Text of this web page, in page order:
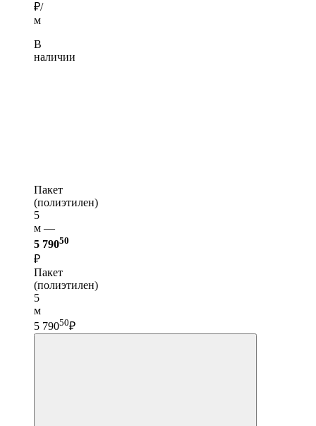
₽/
м
В
наличии
Пакет
(полиэтилен)
5
м —
5 79050
₽
Пакет
(полиэтилен)
5
м
5 79050₽